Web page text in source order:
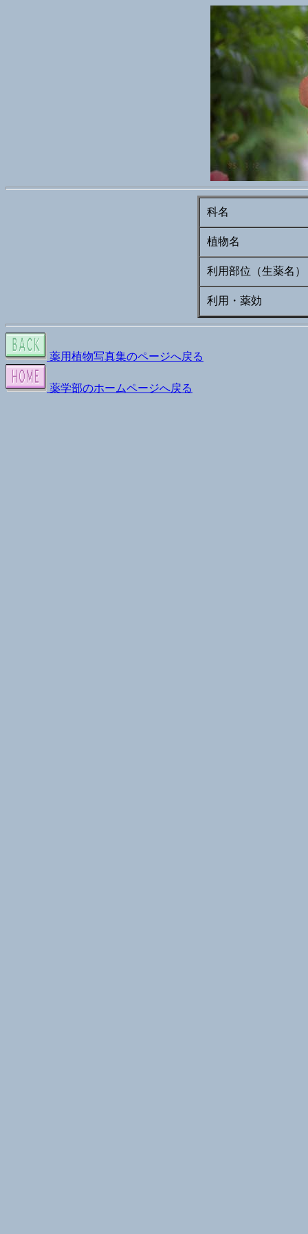
科名
植物名
利用部位（生薬名）
利用・薬効
薬用植物写真集のページへ戻る
薬学部のホームページへ戻る